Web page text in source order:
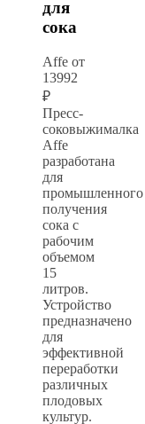
для
сока
Affe от
13992
₽
Пресс-
соковыжималка
Affe
разработана
для
промышленного
получения
сока с
рабочим
объемом
15
литров.
Устройство
предназначено
для
эффективной
переработки
различных
плодовых
культур.